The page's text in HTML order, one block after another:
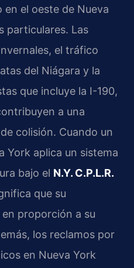
el oeste de Nueva
particulares. Las
el tráfico
del Niágara y la
que incluye la I-190,
a una
colisión. Cuando un
York aplica un sistema
bajo el N.Y. C.P.L.R.
que su
proporción a su
los reclamos por
en Nueva York